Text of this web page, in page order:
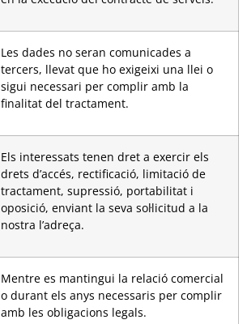
Les dades no seran comunicades a
tercers, llevat que ho exigeixi una llei o
sigui necessari per complir amb la
finalitat del tractament.
Els interessats tenen dret a exercir els
drets d’accés, rectificació, limitació de
tractament, supressió, portabilitat i
oposició, enviant la seva sol·licitud a la
nostra l’adreça.
Mentre es mantingui la relació comercial
o durant els anys necessaris per complir
amb les obligacions legals.